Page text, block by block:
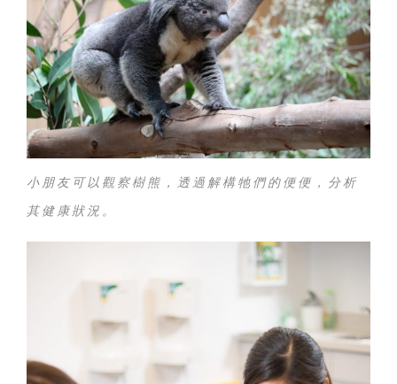
小朋友可以觀察樹熊，透過解構牠們的便便，分析
其健康狀況。